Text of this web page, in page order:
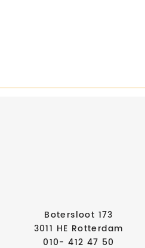
Botersloot 173
3011 HE Rotterdam
010- 412 47 50